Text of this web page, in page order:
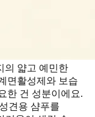
의 얇고 예민한
면활성제와 보습
한 건 성분이에요.
견용 샴푸를